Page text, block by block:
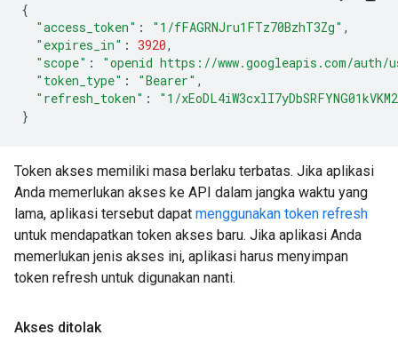
{
"access_token" : "1/fFAGRNJru1FTz70BzhT3Zg" ,
"expires_in" : 3920,
"scope" :
"openid https://www.googleapis.com/
"token_type" : "Bearer" ,
"refresh_token" :
"1/
}
Token akses memiliki masa berlaku terbatas. Jika aplikasi
Anda memerlukan akses ke API dalam jangka waktu yang
lama, aplikasi tersebut dapat menggunakan token refresh
untuk mendapatkan token akses baru. Jika aplikasi Anda
memerlukan jenis akses ini, aplikasi harus menyimpan
token refresh untuk digunakan nanti.
Akses ditolak